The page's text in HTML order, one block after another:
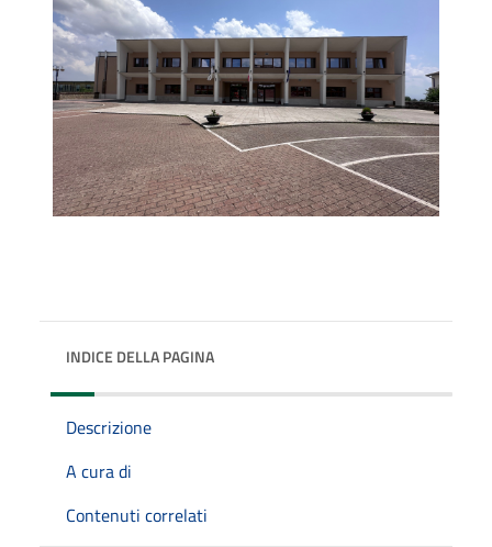
INDICE DELLA PAGINA
Descrizione
A cura di
Contenuti correlati